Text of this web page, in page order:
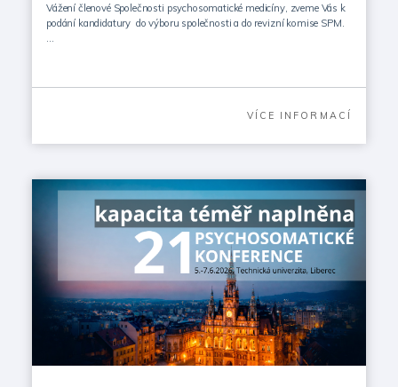
Vážení členové Společnosti psychosomatické medicíny, zveme Vás k
podání kandidatury do výboru společnosti a do revizní komise SPM.
VÍCE INFORMACÍ